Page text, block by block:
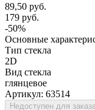
89,50 руб.
179 руб.
-50%
Основные
Тип стекла
2D
Вид стекла
глянцевое
Артикул: 63514
Недоступен для